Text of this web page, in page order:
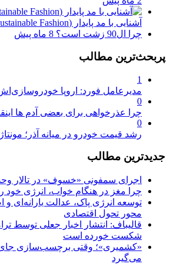
آشنایی با مد پایدار (Sustainable Fashion)
چرا ال90 زشت است؟
8 ماه پیش
پربحث‌ترین مطالب
1
مدیرعامل فورد: اروپا
0
چرا عذرخواهی برای بعضی آدم ها
0
رشد قیمت خودرو در میانه آذر؛
جدیدترین مطالب
اجرای سمفونی «خسوف» در تالار
چرا مغز در هنگام خواب، انرژی خود
توسعه انرژی پاک، عدالت یارانه‌ای
محور تحول اقتصادی
قالیباف: انتشار اخبار جعلی توسط
شکست خورده است
«کشمیری»؛ وقتی برچسب‌سازی جای
می‌گیرد